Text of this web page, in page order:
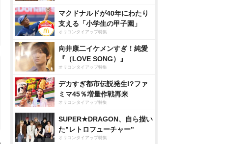
マクドナルドが40年にわたり
支える「小学生の甲子園」
オリコンタイアップ特集
向井康二イケメンすぎ！純愛
『（LOVE SONG）』
オリコンタイアップ特集
デカすぎ都市伝説発生!?ファ
ミマ45％増量作戦再来
オリコンタイアップ特集
SUPER★DRAGON、自ら描い
た”レトロフューチャー”
オリコンタイアップ特集